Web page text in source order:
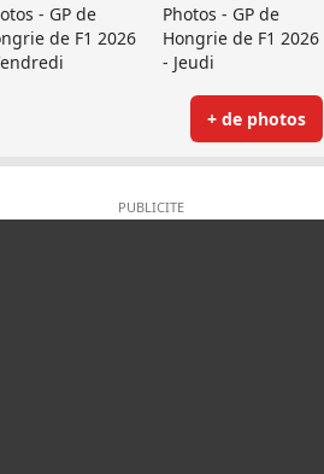
- GP de
de F1 2026
Photos - GP de
Hongrie de F1 2026
- Jeudi
+ de photos